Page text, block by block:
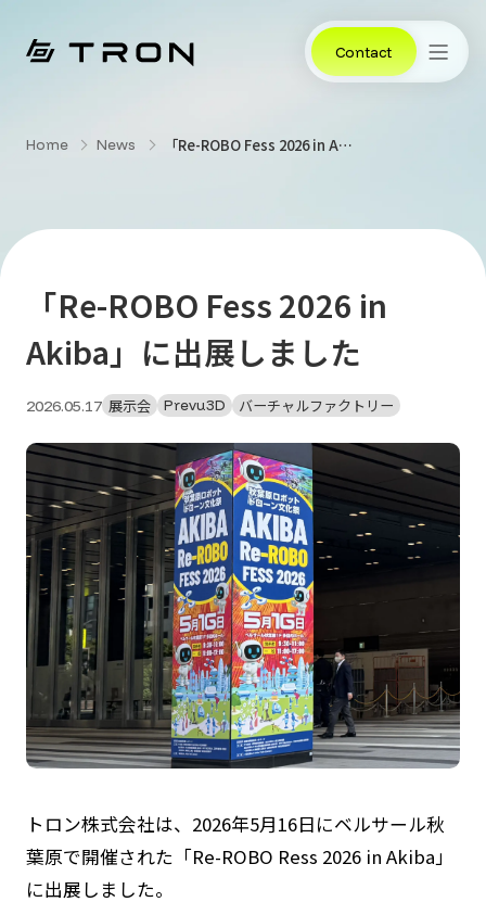
Contact
Home News 「Re-ROBO Fess 2026 in Akiba」に出展しました
「Re-ROBO Fess 2026 in
Akiba」に出展しました
2026.05.17 展示会 Prevu3D バーチャルファクトリー
トロン株式会社は、2026年5月16日にベルサール秋
葉原で開催された「Re-ROBO Ress 2026 in Akiba」
に出展しました。